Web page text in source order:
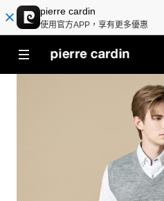
pierre cardin
使用官方APP，享有更多優惠